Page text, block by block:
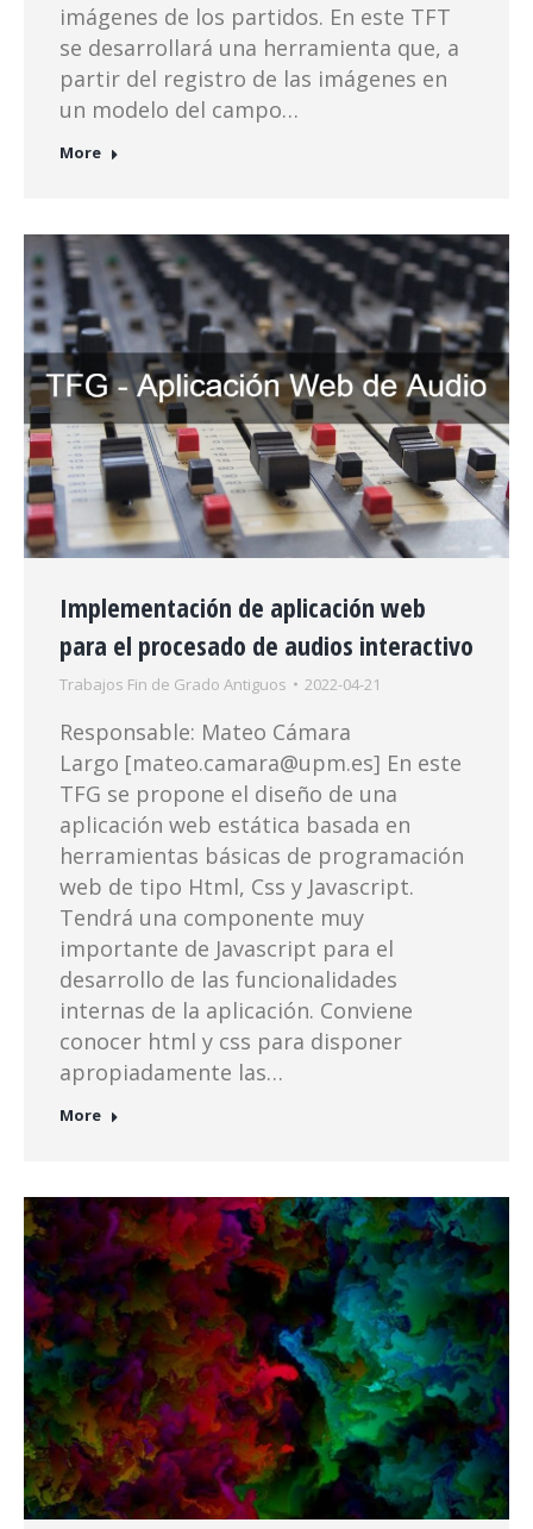
imágenes de los partidos. En este TFT
se desarrollará una herramienta que, a
partir del registro de las imágenes en
un modelo del campo…
More
Implementación de aplicación web
para el procesado de audios interactivo
Trabajos Fin de Grado Antiguos 2022-04-21
Responsable: Mateo Cámara
Largo [mateo.camara@upm.es] En este
TFG se propone el diseño de una
aplicación web estática basada en
herramientas básicas de programación
web de tipo Html, Css y Javascript.
Tendrá una componente muy
importante de Javascript para el
desarrollo de las funcionalidades
internas de la aplicación. Conviene
conocer html y css para disponer
apropiadamente las…
More